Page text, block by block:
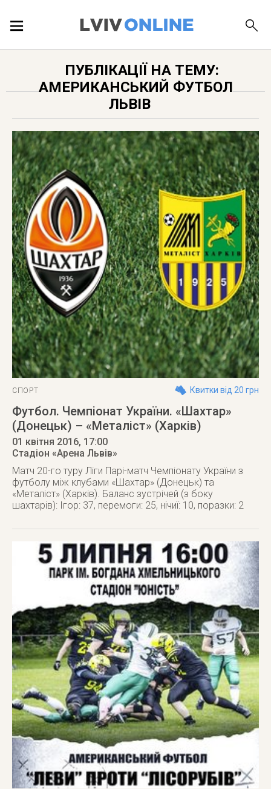
ЛОКАЦІЇ
ПУБЛІКАЦІЇ
ДОВІДКА
ПУБЛІКАЦІЇ НА ТЕМУ:
АМЕРИКАНСЬКИЙ ФУТБОЛ
ЛЬВІВ
СПОРТ Квитки від 20 грн
Футбол. Чемпіонат України. «Шахтар»
(Донецьк) – «Металіст» (Харків)
01 квітня 2016, 17:00
Стадіон «Арена Львів»
Матч 20-го туру Ліги Парі-матч Чемпіонату України з
футболу між клубами «Шахтар» (Донецьк) та
«Металіст» (Харків). Баланс зустрічей (з боку
шахтарів): Ігор: 37, перемоги: 25, нічиї: 10, поразки: 2